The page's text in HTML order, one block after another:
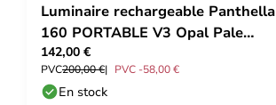
Luminaire rechargeable Panthella
160 PORTABLE V3 Opal Pale
Blue - Louis Poulsen
142,00 €
PVC200,00 € PVC -58,00 €
En stock